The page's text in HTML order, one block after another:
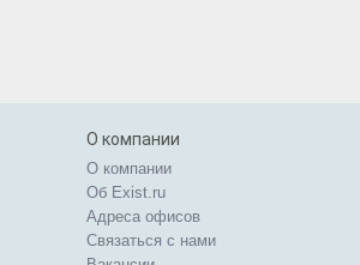
О компании
О компании
Об Exist.ru
Адреса офисов
Связаться с нами